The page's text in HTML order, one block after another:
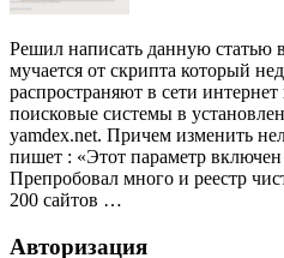
Решил написать данную статью
мучается от скрипта который
распространяют в сети
поисковые системы в
yamdex.net. Причем изменить
пишет : «Этот параметр
Препробовал много и реестр
200 сайтов …
Авторизация